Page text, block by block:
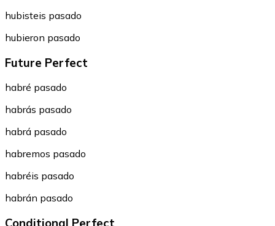
hubisteis pasado
hubieron pasado
Future Perfect
habré pasado
habrás pasado
habrá pasado
habremos pasado
habréis pasado
habrán pasado
Conditional Perfect